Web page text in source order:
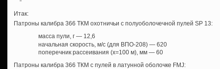
Итак:
Патроны калибра 366 ТКМ охотничьи с полуоболочечной пулей SP 13:
масса пули, г — 12,6
начальная скорость, м/с (для ВПО-208) — 620
поперечник рассеивания (х=100 м), мм — 60
Патроны калибра 366 ТКМ с пулей в латунной оболочке FMJ: